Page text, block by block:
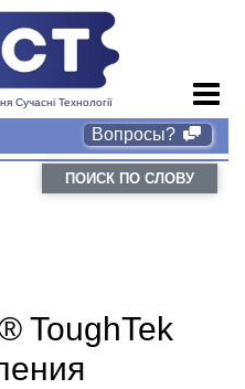
Сучасні Технології
Вопросы?
ПОИСК ПО СЛОВУ
ToughTek